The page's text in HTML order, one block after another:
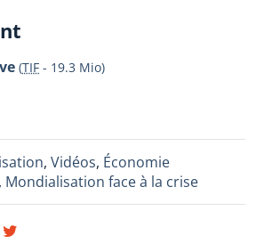
(TIF - 19.3 Mio)
, Vidéos, Économie
, Mondialisation face à la crise